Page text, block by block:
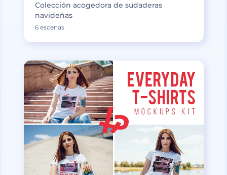
Colección acogedora de sudaderas
navideñas
6 escenas